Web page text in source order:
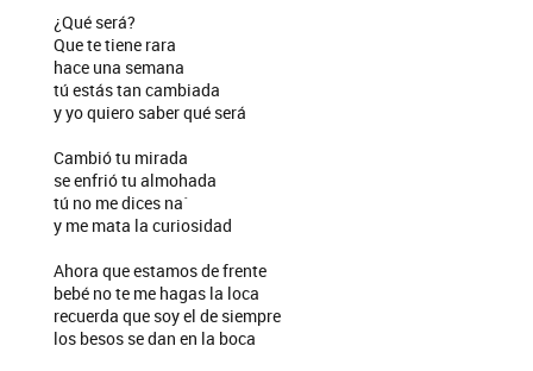
¿Qué será?
Que te tiene rara
hace una semana
tú estás tan cambiada
y yo quiero saber qué será
Cambió tu mirada
se enfrió tu almohada
tú no me dices na´
y me mata la curiosidad
Ahora que estamos de frente
bebé no te me hagas la loca
recuerda que soy el de siempre
los besos se dan en la boca